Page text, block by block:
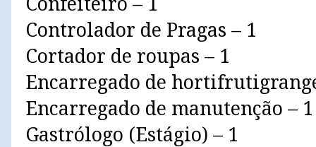
Controlador de Pragas – 1
Cortador de roupas – 1
Encarregado de
Encarregado de manutenção – 1
Gastrólogo (Estágio) – 1